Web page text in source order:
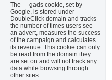
The __gads cookie, set by
Google, is stored under
DoubleClick domain and tracks
the number of times users see
an advert, measures the success
of the campaign and calculates
its revenue. This cookie can only
be read from the domain they
are set on and will not track any
data while browsing through
other sites.